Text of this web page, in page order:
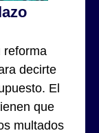
reforma
decirte
El
que
multados